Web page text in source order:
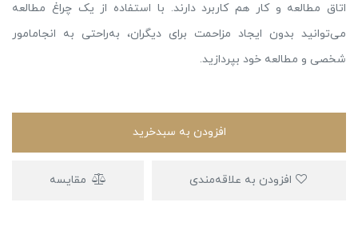
اتاق مطالعه و کار هم کاربرد دارند. با استفاده از یک چراغ مطالعه
می‌توانید بدون ایجاد مزاحمت برای دیگران، به‌راحتی به انجامامور
شخصی و مطالعه خود بپردازید.
افزودن به سبدخرید
مقایسه